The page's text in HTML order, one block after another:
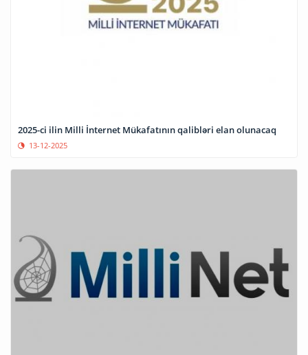
2025-ci ilin Milli İnternet Mükafatının qalibləri elan olunacaq
13-12-2025